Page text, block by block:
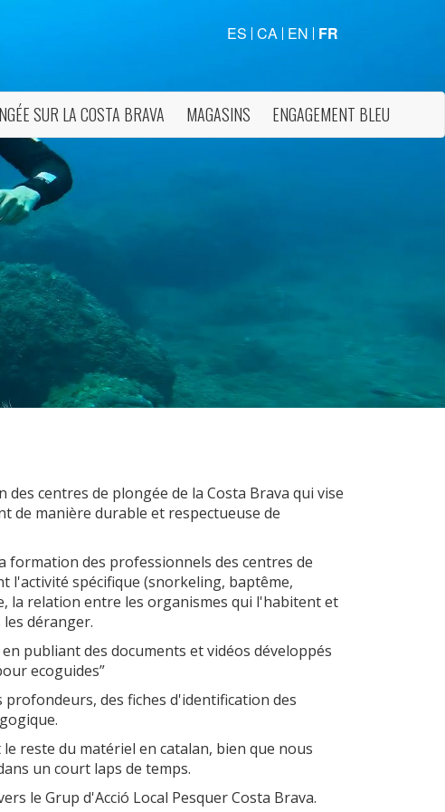
ES CA EN FR
SUR LA COSTA BRAVA MAGASINS ENGAGEMENT BLEU
centres de plongée de la Costa Brava qui vise
de manière durable et respectueuse de
formation des professionnels des centres de
l'activité spécifique (snorkeling, baptême,
la relation entre les organismes qui l'habitent et
déranger.
publiant des documents et vidéos développés
ecoguides”
des fiches d'identification des
reste du matériel en catalan, bien que nous
un court laps de temps.
le Grup d'Acció Local Pesquer Costa Brava.
Toujours actif
installation.
qu'une
site. Les
l'activité du
des